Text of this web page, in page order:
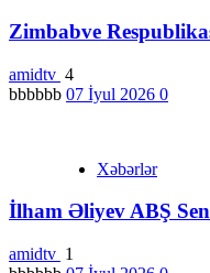
Zimbabve
amidtv 4
bbbbbb 07 İyul 2026 0
Xəbərlər
İlham Əliyev ABŞ
amidtv 1